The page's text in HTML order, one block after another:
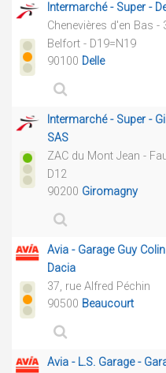
Intermarché - Super -
Chenevières d'en Bas -
Belfort - D19=N19
90100 Delle
Intermarché - Super -
SAS
ZAC du Mont Jean -
D12
90200 Giromagny
Avia - Garage Guy
Dacia
37, rue Alfred Péchin
90500 Beaucourt
Avia - L.S. Garage -